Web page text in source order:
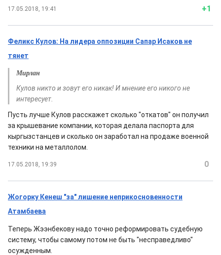
17.05.2018, 19:41 +1
Феликс Кулов: На лидера оппозиции Сапар Исаков не
тянет
Мирлан
Кулов никто и зовут его никак! И мнение его никого не
интересует.
Пусть лучше Кулов расскажет сколько "откатов" он получил
за крышевание компании, которая делала паспорта для
кыргызстанцев и сколько он заработал на продаже военной
техники на металлолом.
17.05.2018, 19:39 0
Жогорку Кенеш "за" лишение неприкосновенности
Атамбаева
Теперь Жээнбекову надо точно реформировать судебную
систему, чтобы самому потом не быть "несправедливо"
осужденным.